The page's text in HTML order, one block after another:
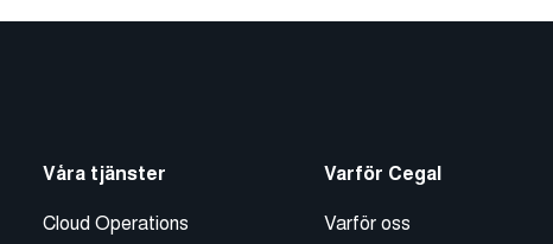
Våra tjänster
Cloud Operations
Varför Cegal
Varför oss